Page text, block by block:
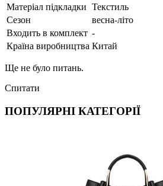
Матеріал підкладки Текстиль
Сезон
весна-літо
Входить в комплект -
Країна виробництва Китай
Ще не було питань.
Спитати
ПОПУЛЯРНІ КАТЕГОРІЇ